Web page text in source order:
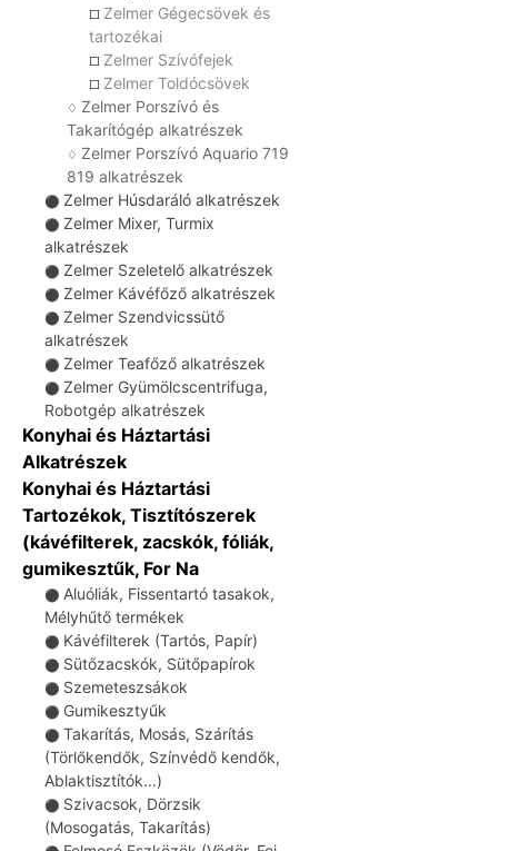
☐ Zelmer Gégecsövek és
tartozékai
☐ Zelmer Szívófejek
☐ Zelmer Toldócsövek
♢ Zelmer Porszívó és
Takarítógép alkatrészek
♢ Zelmer Porszívó Aquario 719
819 alkatrészek
⚫ Zelmer Húsdaráló alkatrészek
⚫ Zelmer Mixer, Turmix
alkatrészek
⚫ Zelmer Szeletelő alkatrészek
⚫ Zelmer Kávéfőző alkatrészek
⚫ Zelmer Szendvicssütő
alkatrészek
⚫ Zelmer Teafőző alkatrészek
⚫ Zelmer Gyümölcscentrifuga,
Robotgép alkatrészek
Konyhai és Háztartási
Alkatrészek
Konyhai és Háztartási
Tartozékok, Tisztítószerek
(kávéfilterek, zacskók, fóliák,
gumikesztűk, For Na
⚫ Aluóliák, Fissentartó tasakok,
Mélyhűtő termékek
⚫ Kávéfilterek (Tartós, Papír)
⚫ Sütőzacskók, Sütőpapírok
⚫ Szemeteszsákok
⚫ Gumikesztyűk
⚫ Takarítás, Mosás, Szárítás
(Törlőkendők, Színvédő kendők,
Ablaktisztítók...)
⚫ Szivacsok, Dörzsik
(Mosogatás, Takarítás)